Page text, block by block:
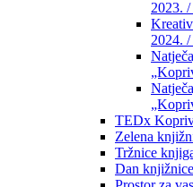
2023.
2024.
TEDx
Zelena
Tržnice
Dan knjižnice